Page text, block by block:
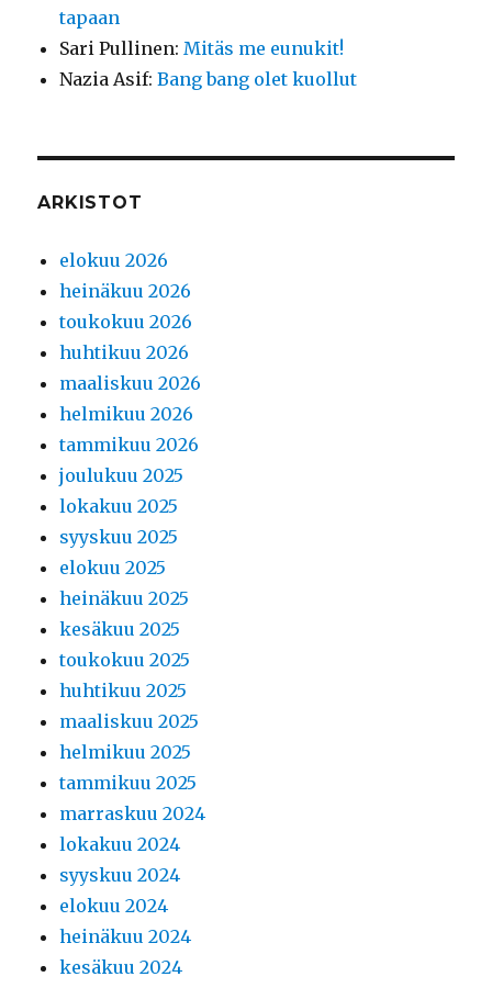
tapaan
Sari Pullinen:Mitäs me eunukit!
Nazia Asif:Bang bang olet kuollut
ARKISTOT
elokuu 2026
heinäkuu 2026
toukokuu 2026
huhtikuu 2026
maaliskuu 2026
helmikuu 2026
tammikuu 2026
joulukuu 2025
lokakuu 2025
syyskuu 2025
elokuu 2025
heinäkuu 2025
kesäkuu 2025
toukokuu 2025
huhtikuu 2025
maaliskuu 2025
helmikuu 2025
tammikuu 2025
marraskuu 2024
lokakuu 2024
syyskuu 2024
elokuu 2024
heinäkuu 2024
kesäkuu 2024